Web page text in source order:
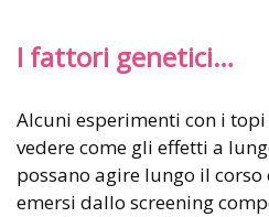
I fattori genetici…
Alcuni esperimenti con i
vedere come gli effetti a
possano agire lungo il
emersi dallo screening